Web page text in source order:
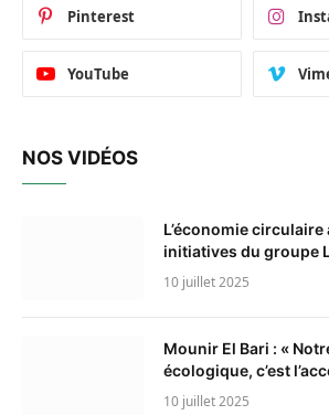
Pinterest
YouTube
NOS VIDÉOS
L’économie
initiatives du groupe
10 juillet 2025
Mounir El Bari : «
écologique, c’est
10 juillet 2025